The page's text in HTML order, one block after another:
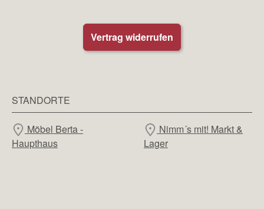
Vertrag widerrufen
STANDORTE
Möbel Berta -
Haupthaus
Nimm´s mit! Markt &
Lager